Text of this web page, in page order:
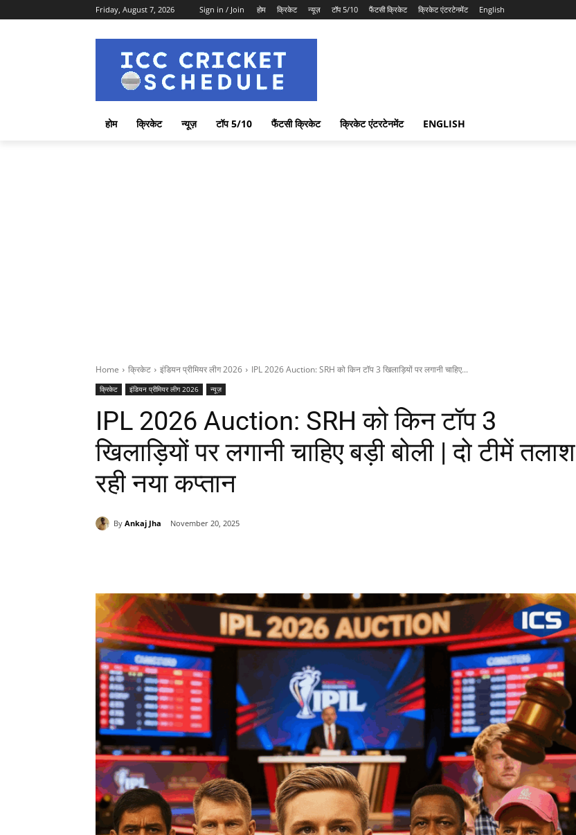
Friday, August 7, 2026 Sign in / Join होम क्रिकेट न्यूज़ टॉप 5/10 फैंटसी क्रिकेट क्रिकेट एंटरटेनमेंट English
होम क्रिकेट न्यूज़ टॉप 5/10 फैंटसी क्रिकेट क्रिकेट एंटरटेनमेंट ENGLISH
Home क्रिकेट इंडियन प्रीमियर लीग 2026 IPL 2026 Auction: SRH को किन टॉप 3 खिलाड़ियों पर लगानी चाहिए...
क्रिकेट इंडियन प्रीमियर लीग 2026 न्यूज़
IPL 2026 Auction: SRH को किन टॉप 3
खिलाड़ियों पर लगानी चाहिए बड़ी बोली | दो टीमें तलाश
रही नया कप्तान
By Ankaj Jha November 20, 2025